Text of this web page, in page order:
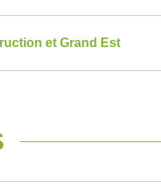
et Grand Est